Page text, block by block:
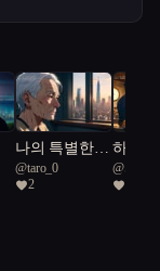
나의 특별한
돌봄 로봇
@taro_0
2
하늘
붕어빵
@서울
급시민